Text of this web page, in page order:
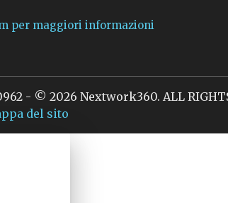
per maggiori informazioni
- © 2026 Nextwork360. ALL RIGHTS
del sito